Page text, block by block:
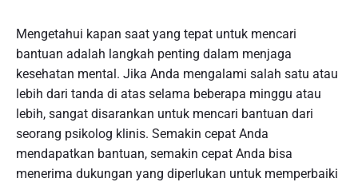
Mengetahui kapan saat yang tepat untuk mencari
bantuan adalah langkah penting dalam menjaga
kesehatan mental. Jika Anda mengalami salah satu atau
lebih dari tanda di atas selama beberapa minggu atau
lebih, sangat disarankan untuk mencari bantuan dari
seorang psikolog klinis. Semakin cepat Anda
mendapatkan bantuan, semakin cepat Anda bisa
menerima dukungan yang diperlukan untuk memperbaiki